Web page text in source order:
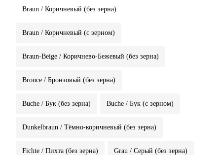
Braun / Коричневый (без зерна)
Braun / Коричневый (с зерном)
Braun-Beige / Коричнево-Бежевый (без зерна)
Bronce / Бронзовый (без зерна)
Buche / Бук (без зерна) Buche / Бук (с зерном)
Dunkelbraun / Тёмно-коричневый (без зерна)
Fichte / Пихта (без зерна) Grau / Серый (без зерна)